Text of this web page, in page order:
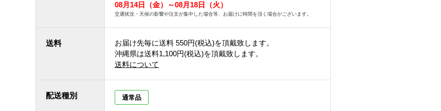
08月14日（金）～08月18日（火）
交通状況・天候の影響や注文が集中した場合等、お届けに時間を頂く場合がございます。
送料 お届け先毎に送料 550円(税込)を頂戴致します。
沖縄県は送料1,100円(税込)を頂戴致します。
送料について
配送種別 通常品